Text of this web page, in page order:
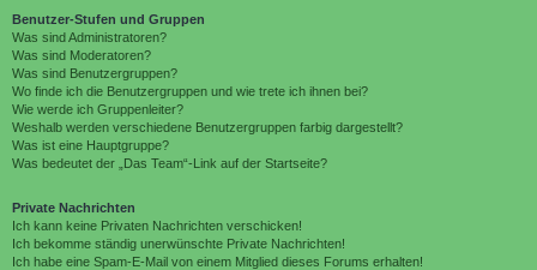
Benutzer-Stufen und Gruppen
Was sind Administratoren?
Was sind Moderatoren?
Was sind Benutzergruppen?
Wo finde ich die Benutzergruppen und wie trete ich ihnen bei?
Wie werde ich Gruppenleiter?
Weshalb werden verschiedene Benutzergruppen farbig dargestellt?
Was ist eine Hauptgruppe?
Was bedeutet der „Das Team“-Link auf der Startseite?
Private Nachrichten
Ich kann keine Privaten Nachrichten verschicken!
Ich bekomme ständig unerwünschte Private Nachrichten!
Ich habe eine Spam-E-Mail von einem Mitglied dieses Forums erhalten!